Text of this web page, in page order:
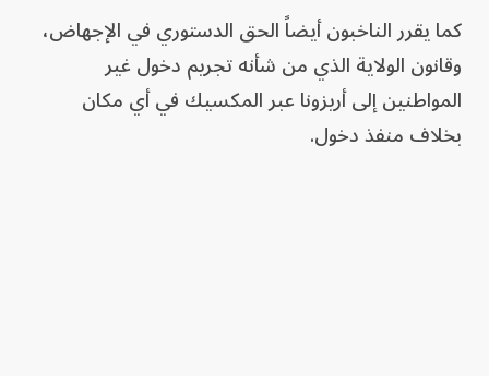
كما يقرر الناخبون أيضاً الحق الدستوري في الإجهاض،
وقانون الولاية الذي من شأنه تجريم دخول غير
المواطنين إلى أريزونا عبر المكسيك في أي مكان
بخلاف منفذ دخول.